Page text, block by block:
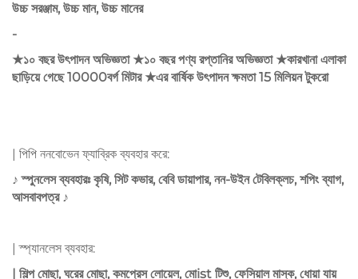
উচ্চ সরঞ্জাম, উচ্চ মান, উচ্চ মানের
-
★১০ বছরউৎপাদন অভিজ্ঞতা ★১০ বছরপণ্য রপ্তানির অভিজ্ঞতা ★কারখানা এলাকা
ছাড়িয়ে গেছে10000বর্গ মিটার ★এর বার্ষিক উৎপাদন ক্ষমতা15 মিলিয়নটুকরো
| পিপি ননবোভেন ফ্যাব্রিক ব্যবহার করে:
♪ স্পুনলেস ব্যবহারঃ কৃষি, সিট কভার, বেবি ডায়াপার, নন-উইন টেবিলক্লচ, শপিং ব্যাগ,
আসবাবপত্র ♪
| স্প্যানলেস ব্যবহার:
| শিল্প মোছা, ঘরের মোছা, কমপ্রেস লোয়েল, মোist টিশু, ফেসিয়াল মাস্ক, ধোয়া যায়